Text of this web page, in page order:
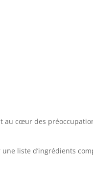
au cœur des
liste d’ingrédients